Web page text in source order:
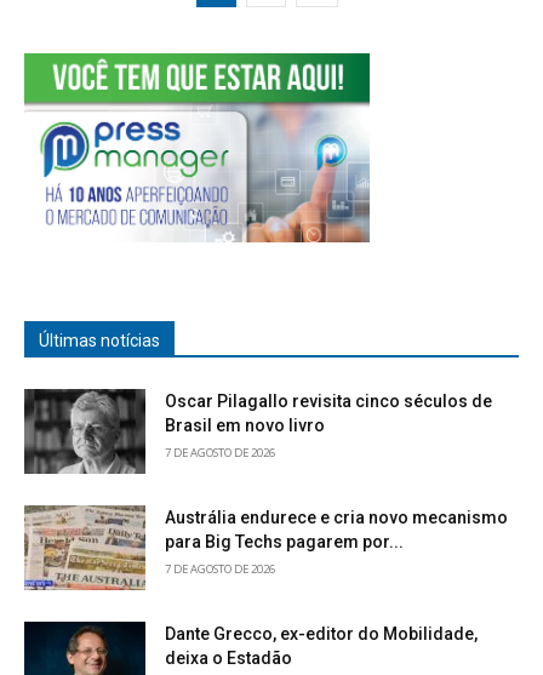
Últimas notícias
Oscar Pilagallo revisita cinco séculos de
Brasil em novo livro
7 DE AGOSTO DE 2026
Austrália endurece e cria novo mecanismo
para Big Techs pagarem por...
7 DE AGOSTO DE 2026
Dante Grecco, ex-editor do Mobilidade,
deixa o Estadão